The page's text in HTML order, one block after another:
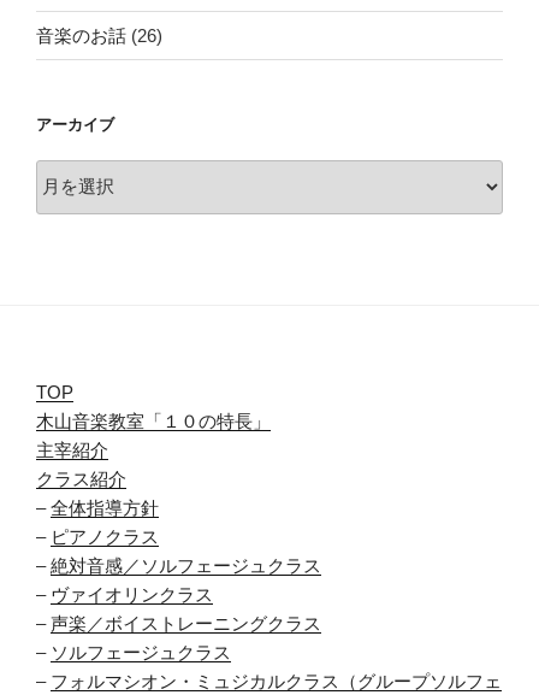
音楽のお話 (26)
アーカイブ
ー
TOP
木山音楽教室「１０の特長」
主宰紹介
クラス紹介
–全体指導方針
– ピアノクラス
–絶対音感／ソルフェージュクラス
– ヴァイオリンクラス
–声楽／ボイストレーニングクラス
– ソルフェージュクラス
– フォルマシオン・ミュジカルクラス（グループソルフェ